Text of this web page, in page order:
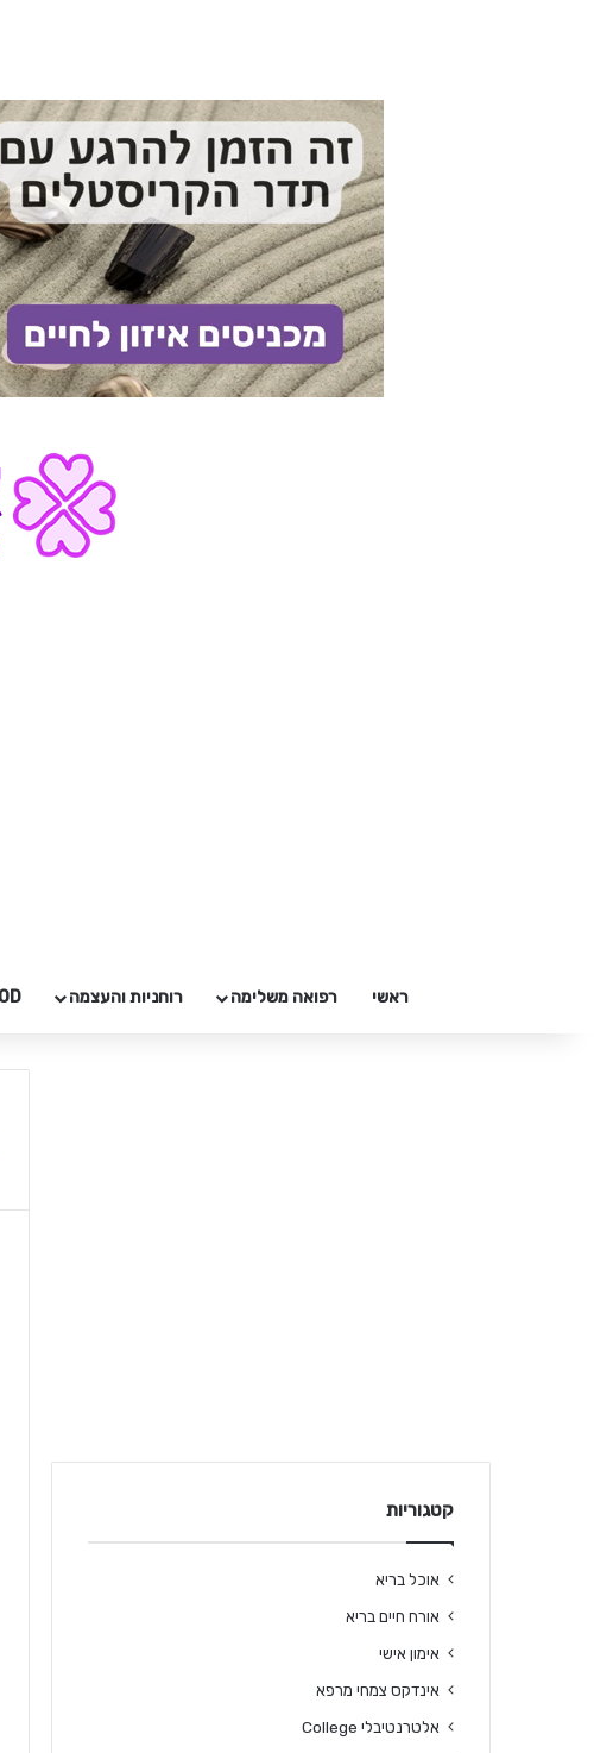
ראשי רפואה משלימה רוחניות והעצמה
קטגוריות
אוכל בריא
אורח חיים בריא
אימון אישי
אינדקס צמחי מרפא
אלטרנטיבלי College